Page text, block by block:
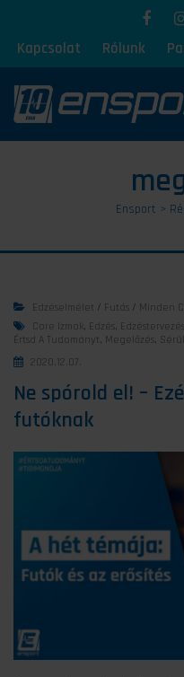
Kapcsolat Rólunk
Ensport >
Edzéselmélet / Futás / Minden
Core Izmok, Edzés, Edzéstervezés
Értsd A Tudományt , Megelőzés,
2020.12.07.
Ne spórold el! –
futóknak